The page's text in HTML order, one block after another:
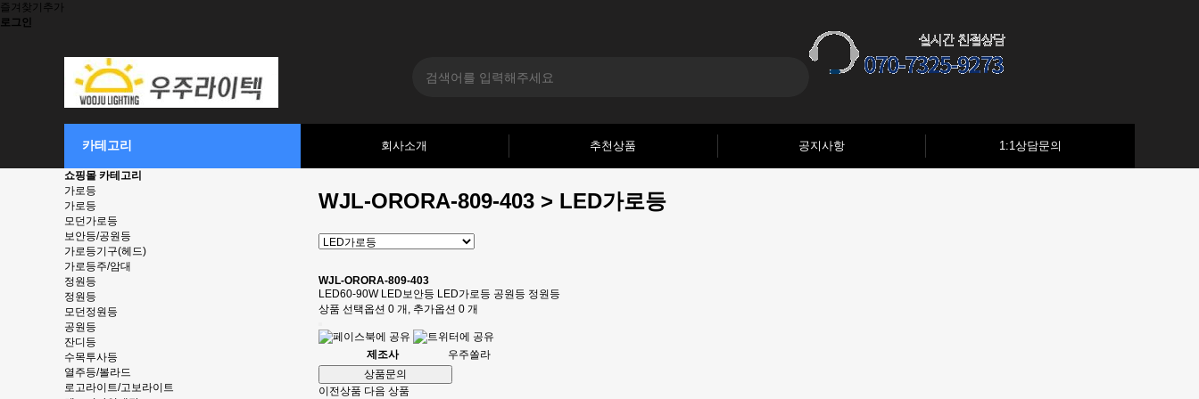
즐겨찾기추가
로그인
카테고리 회사소개 추천상품 공지사항 1:1상담문의
쇼핑몰 카테고리
가로등
가로등
모던가로등
보안등/공원등
가로등기구(헤드)
가로등주/암대
정원등
정원등
모던정원등
공원등
잔디등
수목투사등
열주등/볼라드
로고라이트/고보라이트
WJL-ORORA-809-403 > LED가로등
WJL-ORORA-809-403
LED60-90W LED보안등 LED가로등 공원등 정원등
상품 선택옵션 0 개, 추가옵션 0 개
제조사
우주쏠라
상품문의
이전상품 다음 상품